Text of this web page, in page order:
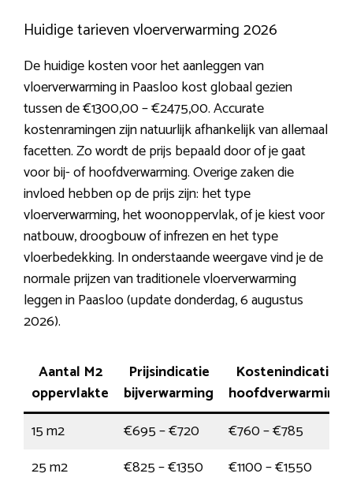
Huidige tarieven vloerverwarming 2026
De huidige kosten voor het aanleggen van
vloerverwarming in Paasloo kost globaal gezien
tussen de €1300,00 – €2475,00. Accurate
kostenramingen zijn natuurlijk afhankelijk van allemaal
facetten. Zo wordt de prijs bepaald door of je gaat
voor bij- of hoofdverwarming. Overige zaken die
invloed hebben op de prijs zijn: het type
vloerverwarming, het woonoppervlak, of je kiest voor
natbouw, droogbouw of infrezen en het type
vloerbedekking. In onderstaande weergave vind je de
normale prijzen van traditionele vloerverwarming
leggen in Paasloo (update donderdag, 6 augustus
2026).
Aantal M2
oppervlakte
Prijsindicatie
bijverwarming
Kostenindicatie
hoofdverwarming
15 m2
€695 – €720
€760 – €785
25 m2
€825 – €1350
€1100 – €1550